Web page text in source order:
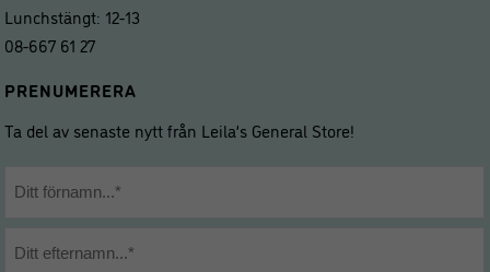
Lunchstängt: 12-13
08-667 61 27
PRENUMERERA
Ta del av senaste nytt från Leila’s General Store!